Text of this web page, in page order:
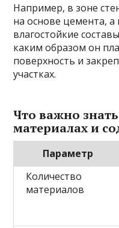
Например, в зоне
на основе цемента,
влагостойкие
каким образом он
поверхность и
участках.
Что важно
материалах и
Параметр
Количество
материалов